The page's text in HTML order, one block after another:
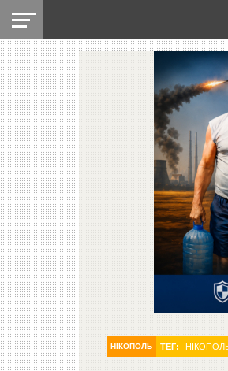
НІКОПОЛЬ ТЕГ: